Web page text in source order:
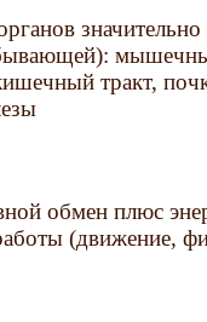
значительно
тракт,
обмен плюс
(движение,